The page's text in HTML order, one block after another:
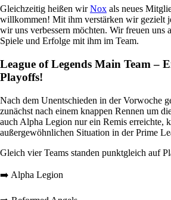
Gleichzeitig heißen wirNox als neues
willkommen! Mit ihm verstärken wir gezielt
wir uns verbessern möchten. Wir freuen uns
Spiele und Erfolge mit ihm im Team.
League of Legends Main Team –
Playoffs!
Nach dem Unentschieden in der Vorwoche
zunächst nach einem knappen Rennen um
auch Alpha Legion nur ein Remis erreichte,
außergewöhnlichen Situation in der Prime
Gleich vier Teams standen punktgleich auf
➡️ Alpha Legion